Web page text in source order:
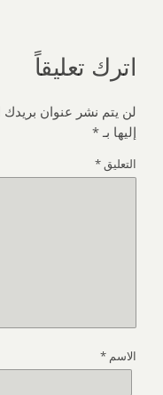
اترك تعليقاً
لن يتم نشر عنوان بريدك
إليها بـ *
التعليق*
الاسم *